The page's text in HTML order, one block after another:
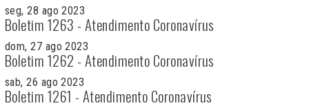
seg, 28 ago 2023
Boletim 1263 - Atendimento Coronavírus
dom, 27 ago 2023
Boletim 1262 - Atendimento Coronavírus
sab, 26 ago 2023
Boletim 1261 - Atendimento Coronavírus